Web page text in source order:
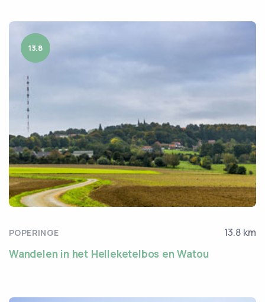
13.8
POPERINGE 13.8 km
Wandelen in het Helleketelbos en Watou